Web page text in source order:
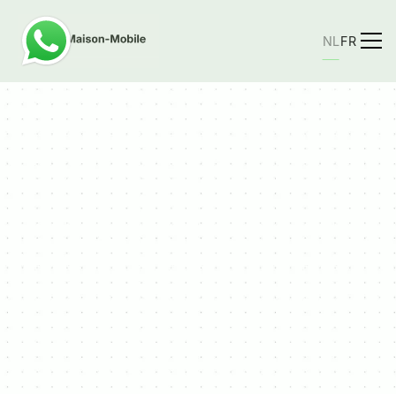
NL FR
Email
hannes.vangansen@hotmail.com
Telefoon
+32 484 77 32 47